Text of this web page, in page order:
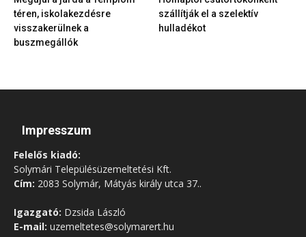
téren, iskolakezdésre
visszakerülnek a
buszmegállók
szállítják el a szelektív
hulladékot
Impresszum
Felelős kiadó:
Solymári Településüzemeltetési Kft.
Cím: 2083 Solymár, Mátyás király utca 37..
Igazgató: Dzsida László
E-mail: uzemeltetes@solymarert.hu